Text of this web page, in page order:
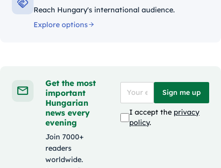
Reach Hungary's international audience.
Explore options
Get the most
important
Hungarian
news every
evening
Join 7000+
readers
worldwide.
Sign me up
I accept the privacy
policy.